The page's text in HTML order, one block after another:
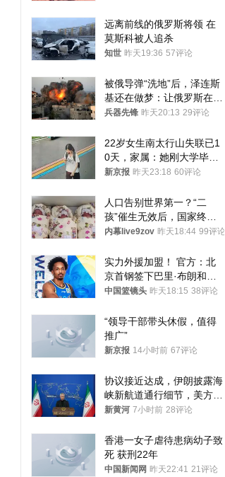
远离前线的俄罗斯将领 在
莫斯科被人追杀
知世 昨天19:36 57评论
被俄导弹“洗地”后，泽连斯
基还在做梦：让俄罗斯在冬
季前求和？
兵器先锋 昨天20:13 29评论
22岁女生南太行山失联已1
0天，家属：她刚大学毕业
想到山里旅行
新京报 昨天23:18 60评论
人口告别世界第一？“二
孩”催生无效后，国家终于
向住房出手了！
内幕live9zov 昨天18:44 99评论
实力外援加盟！ 官方：北
京首钢签下巴里·布朗和桑
普森
中国篮镜头 昨天18:15 38评论
“领导干部带头休假，值得
推广”
新京报 14小时前 67评论
协议接近达成，伊朗披露海
峡新航道通行细节，美方再
提“倒计时”
新黄河 7小时前 28评论
香港一女子虐待患病幼子致
死 获刑22年
中国新闻网 昨天22:41 21评论